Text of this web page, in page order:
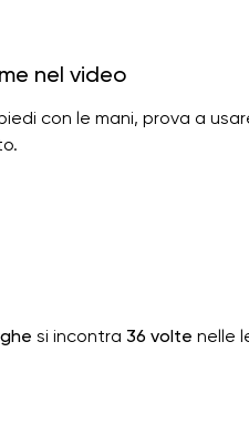
nel video
con le mani, prova a
si incontra 36 volte nelle